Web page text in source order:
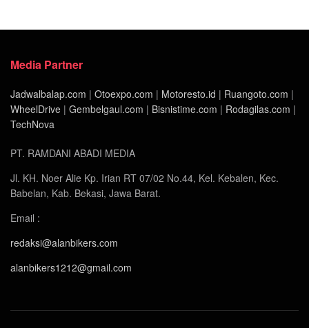
Media Partner
Jadwalbalap.com | Otoexpo.com | Motoresto.id | Ruangoto.com |
WheelDrive | Gembelgaul.com | Bisnistime.com | Rodagilas.com |
TechNova
PT. RAMDANI ABADI MEDIA
Jl. KH. Noer Alie Kp. Irian RT 07/02 No.44, Kel. Kebalen, Kec.
Babelan, Kab. Bekasi, Jawa Barat.
Email :
redaksi@alanbikers.com
alanbikers1212@gmail.com